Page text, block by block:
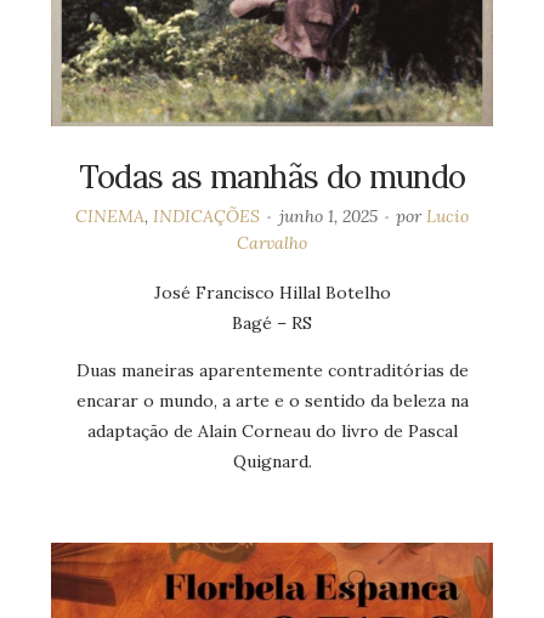
Todas as manhãs do mundo
CINEMA, INDICAÇÕES junho 1, 2025 porLucio
Carvalho
José Francisco Hillal Botelho
Bagé – RS
Duas maneiras aparentemente contraditórias de
encarar o mundo, a arte e o sentido da beleza na
adaptação de Alain Corneau do livro de Pascal
Quignard.